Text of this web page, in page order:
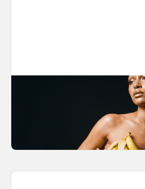
The Nano Banana 2
Brian from Litany of Ignition
breakdown of what Gemini 2.0
can actually do, with the